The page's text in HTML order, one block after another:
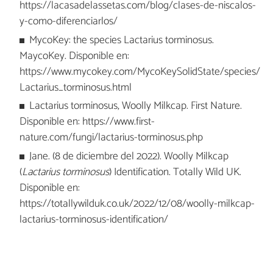
https://lacasadelassetas.com/blog/clases-de-niscalos-
y-como-diferenciarlos/
MycoKey: the species Lactarius torminosus.
MaycoKey. Disponible en:
https://www.mycokey.com/MycoKeySolidState/species/
Lactarius_torminosus.html
Lactarius torminosus, Woolly Milkcap. First Nature.
Disponible en: https://www.first-
nature.com/fungi/lactarius-torminosus.php
Jane. (8 de diciembre del 2022). Woolly Milkcap
(Lactarius torminosus) Identification. Totally Wild UK.
Disponible en:
https://totallywilduk.co.uk/2022/12/08/woolly-milkcap-
lactarius-torminosus-identification/